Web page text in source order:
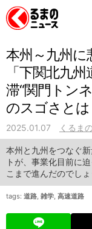
本州～九州に
「下関北九
滞“関門トン
のスゴさとは
2025.01.07 くるま
本州と九州をつなぐ
トが、事業化目前に
こまで進んだのでしょ
tags: 道路, 雑学, 高速道路